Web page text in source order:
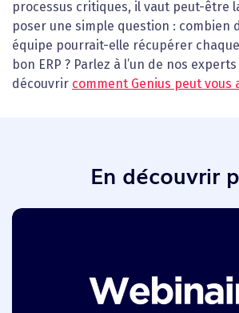
processus critiques, il vaut peut-être
poser une simple question : combien
équipe pourrait-elle récupérer
bon ERP ? Parlez à l’un de nos
découvrir comment Genius peut vous
En découvrir